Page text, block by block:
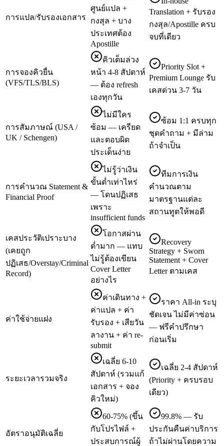
การแปล/รับรองเอกสาร
ศูนย์แปล +
กงสุล + บาง
ประเทศต้อง
Apostille
Translation + รับรอง
กงสุล/Apostille ครบ
จบที่เดียว
การจองคิวยื่น
(VFS/TLS/BLS)
คิวเต็มล่วง
หน้า 4-8 สัปดาห์
— ต้อง refresh
เองทุกวัน
Priority Slot +
Premium Lounge รับ
เคสด่วน 3-7 วัน
การสัมภาษณ์ (USA /
UK / Schengen)
ไม่มีใคร
ซ้อม — เครียด
และตอบผิด
ประเด็นง่าย
ซ้อม 1:1 ครบทุก
ชุดคำถาม + มีล่าม
ถ้าจำเป็น
การคำนวณ Statement &
Financial Proof
ไม่รู้ว่าเงิน
ขั้นต่ำเท่าไหร่
— โดนปฏิเสธ
เพราะ
insufficient funds
ทีมการเงิน
คำนวณตาม
มาตรฐานแต่ละ
สถานทูตให้พอดี
เคสประวัติเปราะบาง
(เคยถูก
ปฏิเสธ/Overstay/Criminal
Record)
โอกาสผ่าน
ต่ำมาก — แทบ
ไม่รู้ต้องเขียน
Cover Letter
อย่างไร
Recovery
Strategy + Sworn
Statement + Cover
Letter ตามเคส
ค่าใช้จ่ายแฝง
ค่าเดินทาง +
ค่าแปล + ค่า
รับรอง + เสียวัน
ลางาน + ค่า re-
submit
ราคา All-in ระบุ
ชัดเจน ไม่มีค่าซ่อน
— ฟรีคำปรึกษา
ก่อนเริ่ม
ระยะเวลารวมจริง
เฉลี่ย 6-10
สัปดาห์ (รวมแก้
เอกสาร + จอง
คิวใหม่)
เฉลี่ย 2-4 สัปดาห์
(Priority + ครบรอบ
เดียว)
อัตราอนุมัติเฉลี่ย
60-75% (ขึ้น
กับโปรไฟล์ +
ประสบการณ์ผู้
99.8% — รับ
ประกันคืนค่าบริการ
ถ้าไม่ผ่านโดยความ